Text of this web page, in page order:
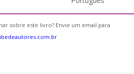
sobre este livro? Envie um email para